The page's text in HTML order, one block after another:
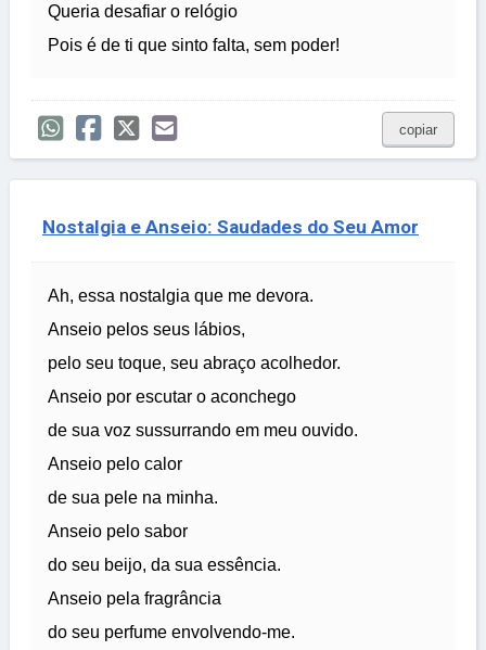
Queria desafiar o relógio
Pois é de ti que sinto falta, sem poder!
copiar
Nostalgia e Anseio: Saudades do Seu Amor
Ah, essa nostalgia que me devora.
Anseio pelos seus lábios,
pelo seu toque, seu abraço acolhedor.
Anseio por escutar o aconchego
de sua voz sussurrando em meu ouvido.
Anseio pelo calor
de sua pele na minha.
Anseio pelo sabor
do seu beijo, da sua essência.
Anseio pela fragrância
do seu perfume envolvendo-me.